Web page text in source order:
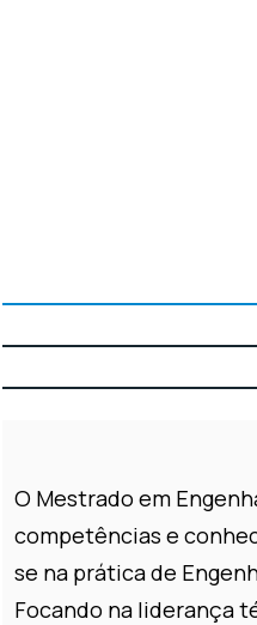
O Mestrado em
competências e
se na prática de
Focando na liderança